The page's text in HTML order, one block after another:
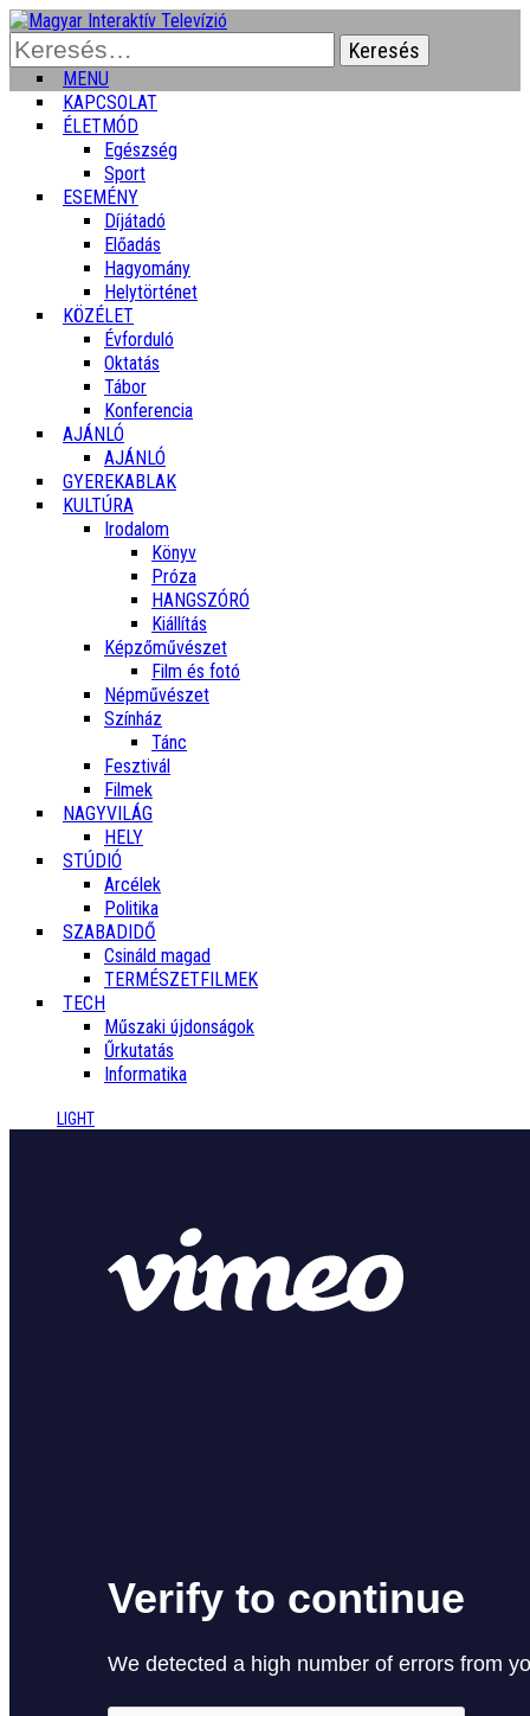
Keresés:
MENU
KAPCSOLAT
ÉLETMÓD
Egészség
Sport
ESEMÉNY
Díjátadó
Előadás
Hagyomány
Helytörténet
KÖZÉLET
Évforduló
Oktatás
Tábor
Konferencia
AJÁNLÓ
AJÁNLÓ
GYEREKABLAK
KULTÚRA
Irodalom
Könyv
Próza
HANGSZÓRÓ
Kiállítás
Képzőművészet
Film és fotó
Népművészet
Színház
Tánc
Fesztivál
Filmek
NAGYVILÁG
HELY
STÚDIÓ
Arcélek
Politika
SZABADIDŐ
Csináld magad
TERMÉSZETFILMEK
TECH
Műszaki újdonságok
Űrkutatás
Informatika
LIGHT